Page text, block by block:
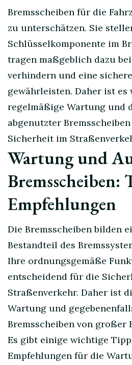
Bremsscheiben für die
zu unterschätzen. Sie
Schlüsselkomponente im
tragen maßgeblich dazu
verhindern und eine
gewährleisten. Daher ist
regelmäßige Wartung und
abgenutzter
Sicherheit im
Wartung und
Bremsscheiben:
Empfehlungen
Die Bremsscheiben bilden
Bestandteil des
Ihre ordnungsgemäße
entscheidend für die
Straßenverkehr. Daher ist
Wartung und
Bremsscheiben von großer
Es gibt einige wichtige
Empfehlungen für die